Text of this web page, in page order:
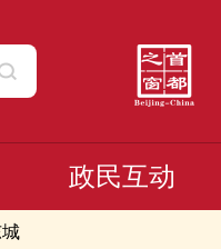
政民互动